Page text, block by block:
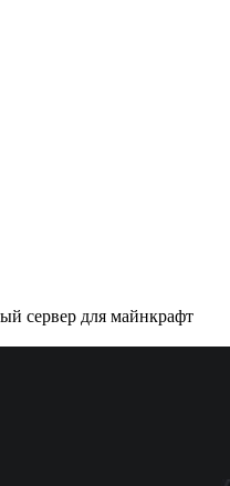
сервер для майнкрафт